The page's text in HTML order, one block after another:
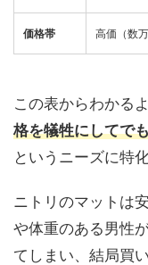
価格帯 高価（数万
この表からわかる
格を犠牲にしてで
というニーズに特
ニトリのマットは
や体重のある男性
てしまい、結局買